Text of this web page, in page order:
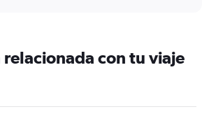
con tu viaje